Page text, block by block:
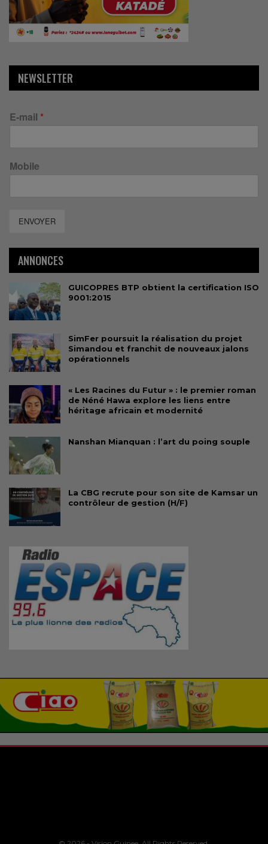
NEWSLETTER
E-mail *
Mobile
ENVOYER
ANNONCES
GUICOPRES BTP obtient la certification ISO
9001:2015
SimFer poursuit la réalisation du projet
Simandou et franchit de nouveaux jalons
opérationnels
« Les Racines du Futur » : le premier roman
de Néné Hawa explore les liens entre
héritage africain et modernité
Nanshan Mianquan : l’art du poing souple
La CBG recrute pour son site de Kamsar un
contrôleur de gestion (H/F)